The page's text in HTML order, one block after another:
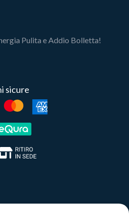
Pulita e Addio Bolletta!
sicure